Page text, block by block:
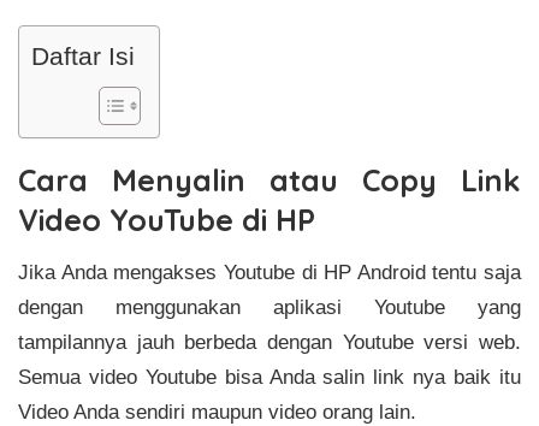
Daftar Isi
Cara Menyalin atau Copy Link
Video YouTube di HP
Jika Anda mengakses Youtube di HP Android tentu saja
dengan menggunakan aplikasi Youtube yang
tampilannya jauh berbeda dengan Youtube versi web.
Semua video Youtube bisa Anda salin link nya baik itu
Video Anda sendiri maupun video orang lain.